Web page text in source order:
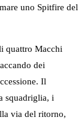
uno Spitfire del
quattro Macchi
dei
Il
squadriglia, i
via del ritorno,